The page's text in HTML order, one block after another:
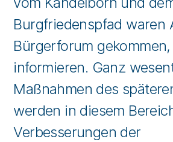
Burgfriedenspfad waren
Bürgerforum
informieren. Ganz
Maßnahmen des
werden in diesem
Verbesserungen der